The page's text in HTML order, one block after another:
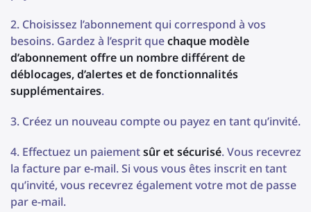
Choisissez l’abonnement qui correspond à vos
besoins. Gardez à l’esprit quechaque modèle
d’abonnement offre un nombre différent de
déblocages, d’alertes et de fonctionnalités
supplémentaires.
Créez un nouveau compte ou payez en tant qu’invité.
Effectuez un paiementsûr et sécurisé. Vous recevrez
la facture par e-mail. Si vous vous êtes inscrit en tant
qu’invité, vous recevrez également votre mot de passe
par e-mail.